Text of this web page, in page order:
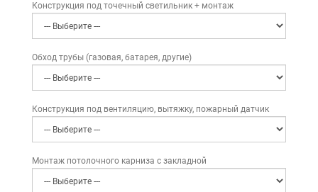
Конструкция под точечный светильник + монтаж
Обход трубы (газовая, батарея, другие)
Конструкция под вентиляцию, вытяжку, пожарный датчик
Монтаж потолочного карниза с закладной